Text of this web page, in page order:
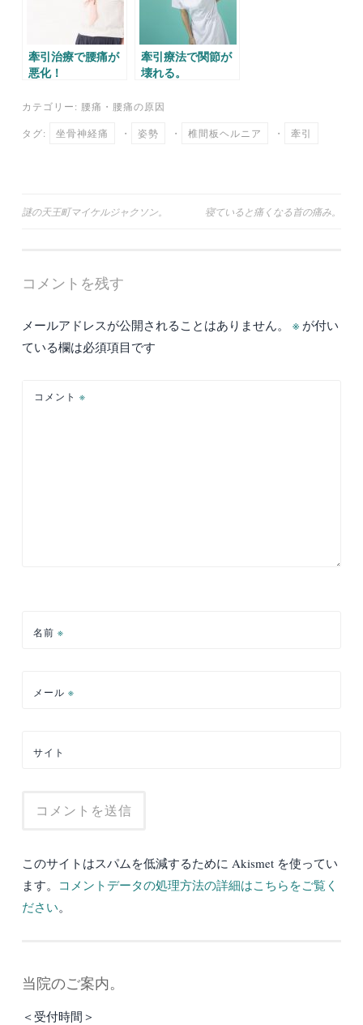
牽引治療で腰痛が
悪化！
牽引療法で関節が
壊れる。
カテゴリー: 腰痛 ・ 腰痛の原因
タグ: 坐骨神経痛 ・ 姿勢 ・ 椎間板ヘルニア ・ 牽引
投
ビ
ー
シ
謎の天王町マイケルジャクソン。 寝ていると痛くなる首の痛み。
コメントを残す
メールアドレスが公開されることはありません。 ※ が付い
ている欄は必須項目です
コメント ※
名前 ※
メール ※
サイト
このサイトはスパムを低減するために Akismet を使ってい
ます。 コメントデータの処理方法の詳細はこちらをご覧く
ださい。
当院のご案内。
＜受付時間＞